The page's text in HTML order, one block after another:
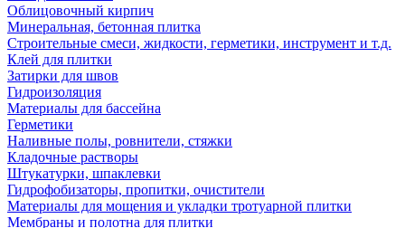
Облицовочный кирпич
Минеральная, бетонная плитка
Строительные смеси, жидкости, герметики, инструмент и т.д.
Клей для плитки
Затирки для швов
Гидроизоляция
Материалы для бассейна
Герметики
Наливные полы, ровнители, стяжки
Кладочные растворы
Штукатурки, шпаклевки
Гидрофобизаторы, пропитки, очистители
Материалы для мощения и укладки тротуарной плитки
Мембраны и полотна для плитки